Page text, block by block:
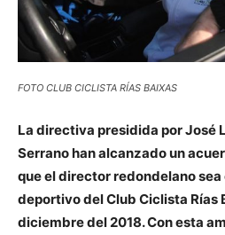
FOTO CLUB CICLISTA RÍAS BAIXAS
La directiva presidida por José
Serrano han alcanzado un
que el director redondelano
deportivo del Club Ciclista Rías
diciembre del 2018. Con esta